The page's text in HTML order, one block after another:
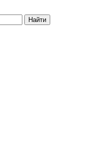
Найти